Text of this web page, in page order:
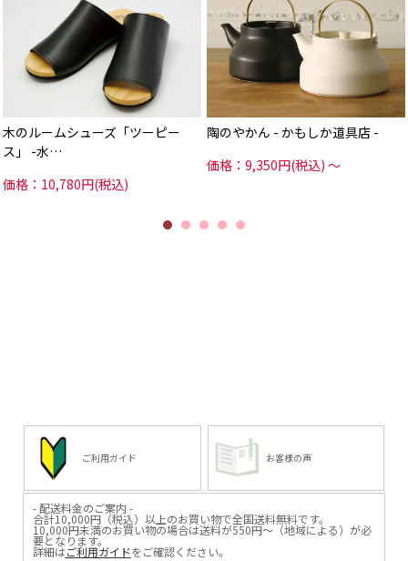
木のルームシューズ「ツーピー
ス」 -水…
価格：10,780円(税込)
陶のやかん - かもしか道具店 -
価格：9,350円(税込)～
ご利用ガイド お客様の声
- 配送料金のご案内 -
合計10,000円（税込）以上のお買い物で全国送料無料です。
10,000円未満のお買い物の場合は送料が550円～（地域による）が必
要となります。
詳細はご利用ガイドをご確認ください。